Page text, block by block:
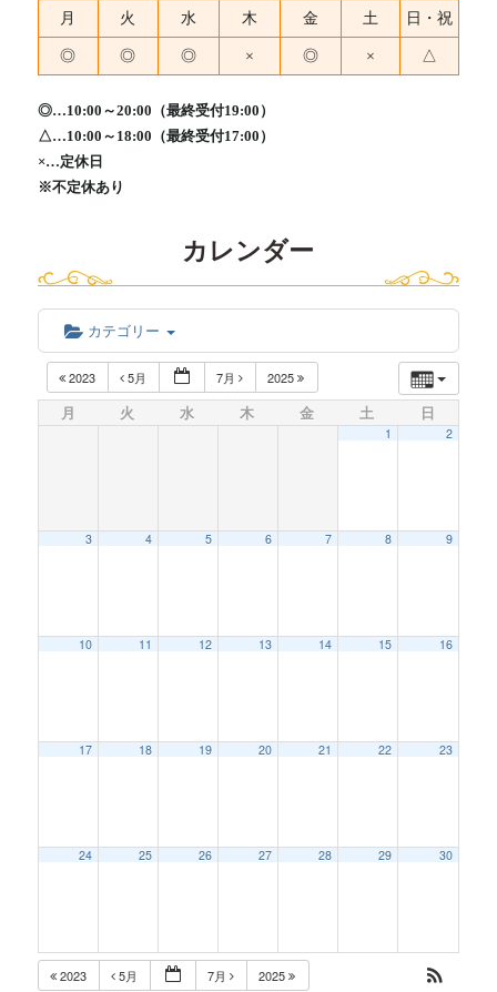
月 火 水 木 金 土 日・祝
◎ ◎ ◎ × ◎ × △
◎…10:00～20:00（最終受付19:00）
△…10:00～18:00（最終受付17:00）
×…定休日
※不定休あり
カレンダー
カテゴリー
2023 5月 7月 2025
月 火 水 木 金 土 日
1 2
3 4 5 6 7 8 9
10 11 12 13 14 15 16
17 18 19 20 21 22 23
24 25 26 27 28 29 30
2023 5月 7月 2025